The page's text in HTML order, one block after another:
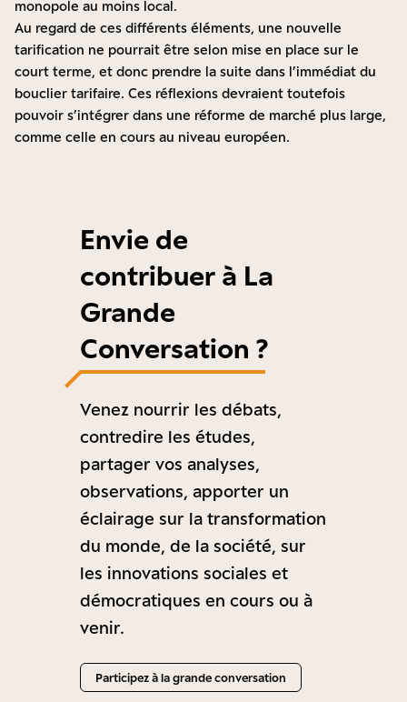
monopole au moins local.
Au regard de ces différents éléments, une nouvelle
tarification ne pourrait être selon mise en place sur le
court terme, et donc prendre la suite dans l’immédiat du
bouclier tarifaire. Ces réflexions devraient toutefois
pouvoir s’intégrer dans une réforme de marché plus large,
comme celle en cours au niveau européen.
Envie de
contribuer à La
Grande
Conversation ?
Venez nourrir les débats,
contredire les études,
partager vos analyses,
observations, apporter un
éclairage sur la transformation
du monde, de la société, sur
les innovations sociales et
démocratiques en cours ou à
venir.
Participez à la grande conversation